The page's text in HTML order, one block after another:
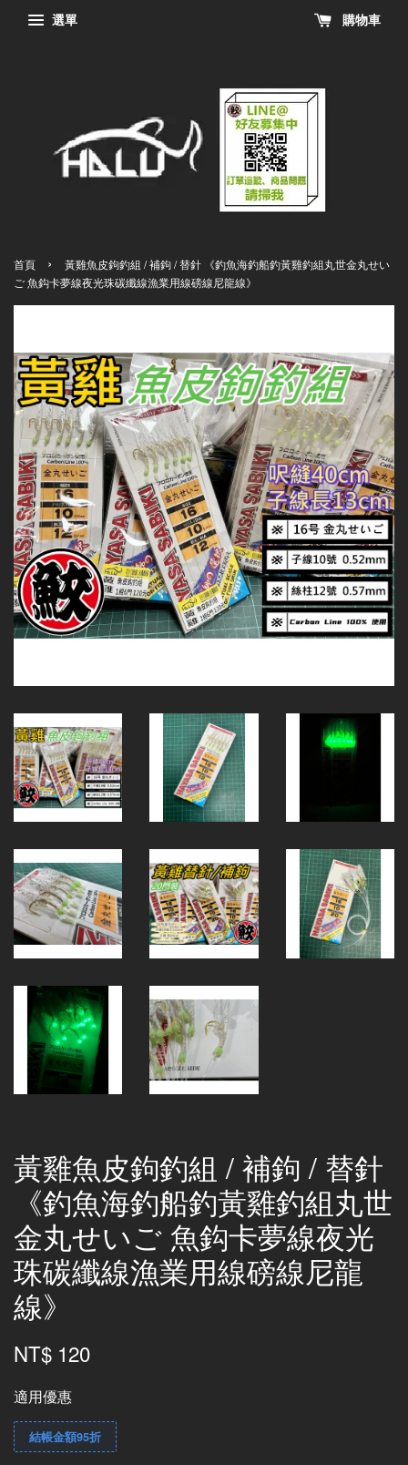
選單 購物車
首頁 ›
黃雞魚皮鉤釣組 / 補鉤 / 替針 《釣魚海釣船釣黃雞釣組丸世金丸せい
ご 魚鈎卡夢線夜光珠碳纖線漁業用線磅線尼龍線》
黃雞魚皮鉤釣組 / 補鉤 / 替針
《釣魚海釣船釣黃雞釣組丸世
金丸せいご 魚鈎卡夢線夜光
珠碳纖線漁業用線磅線尼龍
線》
NT$ 120
適用優惠
結帳金額95折